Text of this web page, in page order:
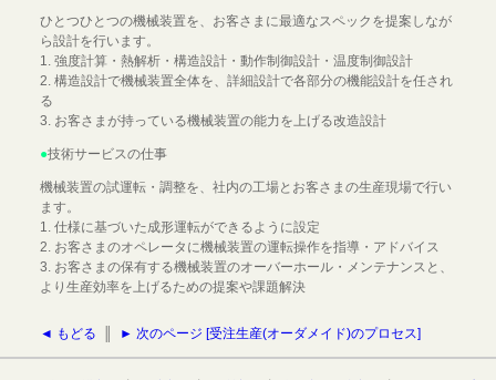
ひとつひとつの機械装置を、お客さまに最適なスペックを提案しなが
ら設計を行います。
1. 強度計算・熱解析・構造設計・動作制御設計・温度制御設計
2. 構造設計で機械装置全体を、詳細設計で各部分の機能設計を任され
る
3. お客さまが持っている機械装置の能力を上げる改造設計
●技術サービスの仕事
機械装置の試運転・調整を、社内の工場とお客さまの生産現場で行い
ます。
1. 仕様に基づいた成形運転ができるように設定
2. お客さまのオペレータに機械装置の運転操作を指導・アドバイス
3. お客さまの保有する機械装置のオーバーホール・メンテナンスと、
より生産効率を上げるための提案や課題解決
◄ もどる ► 次のページ [受注生産(オーダメイド)のプロセス]